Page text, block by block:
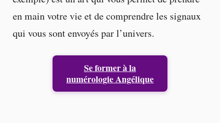
en main votre vie et de comprendre les signaux
qui vous sont envoyés par l’univers.
Se former à la
numérologie Angélique